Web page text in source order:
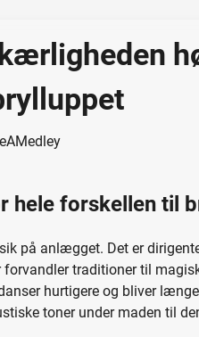
hele forskellen til
på anlægget. Det er
forvandler traditioner til
hurtigere og bliver
toner under maden til